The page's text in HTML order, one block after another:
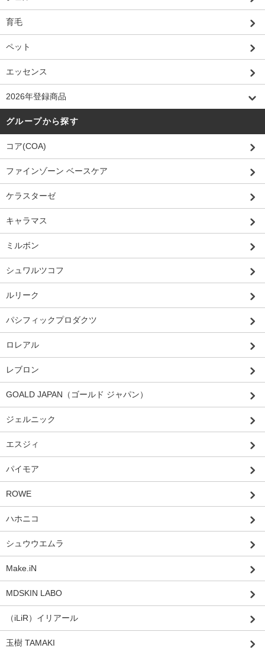
育毛
ペット
エッセンス
2026年登録商品
グループから探す
コア(COA)
ファインゾーン ベースケア
ケラスターゼ
キャラマス
ミルボン
シュワルツコフ
ルリーク
パシフィックプロダクツ
ロレアル
レブロン
GOALD JAPAN（ゴールド ジャパン）
ジェルニック
エスジィ
パイモア
ROWE
ハホニコ
シュウウエムラ
Make.iN
MDSKIN LABO
（iLiR）イリアール
玉樹 TAMAKI